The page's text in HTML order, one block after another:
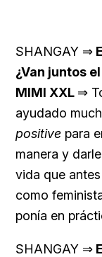
SHANGAY ⇒
¿Van juntos el
MIMI XXL ⇒
ayudado
positive para
manera y
vida que
como
ponía en
SHANGAY ⇒